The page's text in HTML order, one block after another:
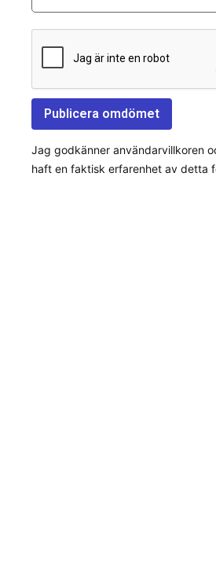
Jag godkänner användarvillkoren
haft en faktisk erfarenhet av detta